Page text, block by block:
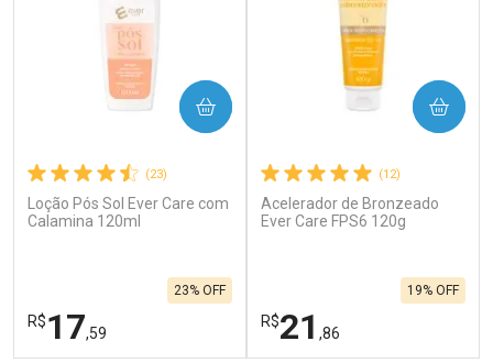
(23)
Loção Pós Sol Ever Care com
Calamina 120ml
R$17,59
23% OFF
COMPRAR
(12)
Acelerador de Bronzeado
Ever Care FPS6 120g
R$21 ,86
19% OFF
COMPRAR